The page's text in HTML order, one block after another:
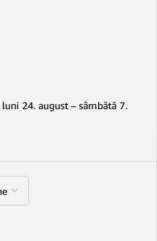
luni 24. august – sâmbătă 7.